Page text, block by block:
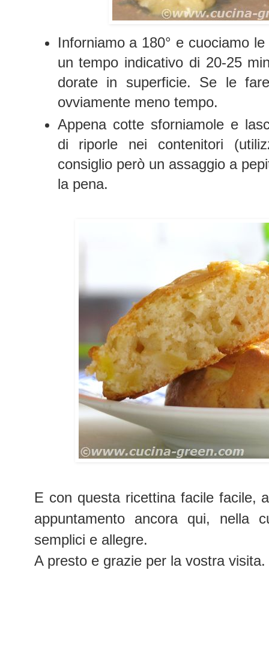
Inforniamo a 180° e cuociamo
un tempo indicativo di 20-25
dorate in superficie. Se le
ovviamente meno tempo.
Appena cotte sforniamole e
di riporle nei contenitori
consiglio però un assaggio a
la pena.
E con questa ricettina facile facile,
appuntamento ancora qui, nella
semplici e allegre.
A presto e grazie per la vostra visita.